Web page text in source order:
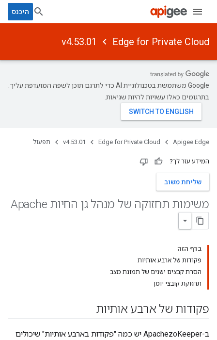
היכנס
Edge for Private Cloud
v4.53.01
‫Google משתמשת בטכנולוגיית AI כדי לתרגם תוכן לשפה המועדפת עליך.
בתרגומים כאלו עשויות להיות שגיאות.
Apigee Edge
Edge for Private Cloud
v4.53.01 תפעול
המידע עזר לך?
שליחת משוב
משימות תחזוקה של מנהל גן החיות Apache
בדף הזה
פקודות של ארבע אותיות
הסרת קבצים ישנים של תמונת מצב
תחזוקת קובצי יומן
פקודות של ארבע אותיות
ב-ApachezoKeeper יש כמה "פקודות בארבע אותיות" שיכולים